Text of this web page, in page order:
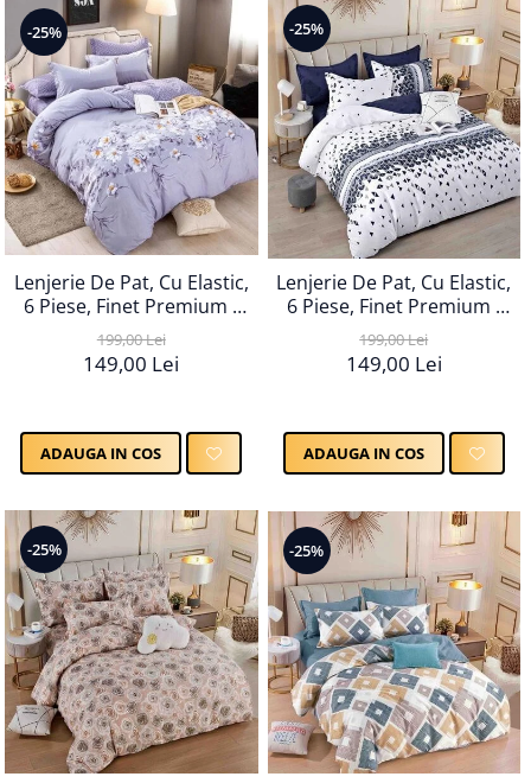
-25%
Lenjerie De Pat, Cu Elastic,
6 Piese, Finet Premium -
LPBF6PE97
199,00 Lei
149,00 Lei
ADAUGA IN COS
-25%
Lenjerie De Pat, Cu Elastic,
6 Piese, Finet Premium -
LPBF6PE98
199,00 Lei
149,00 Lei
ADAUGA IN COS
-25% -25%